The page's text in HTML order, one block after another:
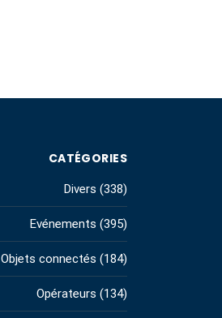
CATÉGORIES
Divers (338)
Evénements (395)
Objets connectés (184)
Opérateurs (134)